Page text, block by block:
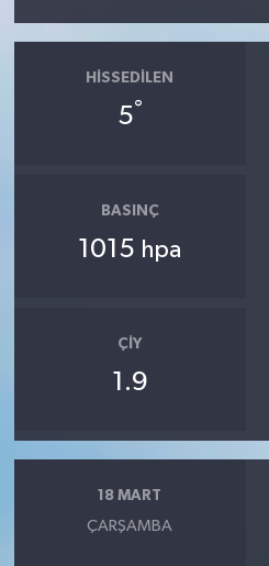
HISSEDILEN
5°
BASINÇ
1015 hpa
ÇIY
1.9
18 MART
ÇARŞAMBA